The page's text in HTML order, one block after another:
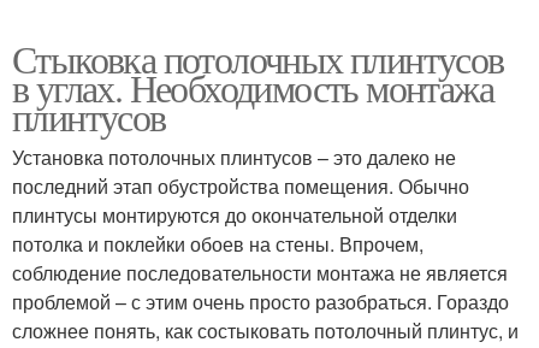
Стыковка потолочных плинтусов
в углах. Необходимость монтажа
плинтусов
Установка потолочных плинтусов – это далеко не
последний этап обустройства помещения. Обычно
плинтусы монтируются до окончательной отделки
потолка и поклейки обоев на стены. Впрочем,
соблюдение последовательности монтажа не является
проблемой – с этим очень просто разобраться. Гораздо
сложнее понять, как состыковать потолочный плинтус, и